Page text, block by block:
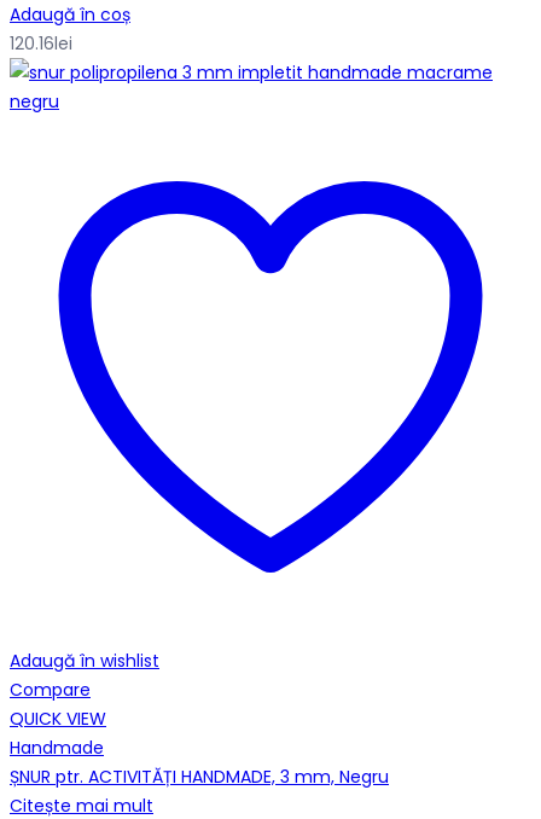
Adaugă în coș
120.16lei
Adaugă în wishlist
Compare
QUICK VIEW
Handmade
ȘNUR ptr. ACTIVITĂȚI HANDMADE, 3 mm, Negru
Citește mai mult